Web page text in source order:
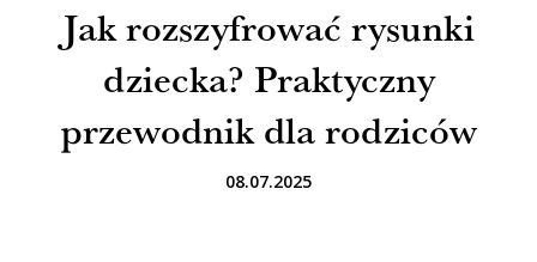
Jak rozszyfrować rysunki
dziecka? Praktyczny
przewodnik dla rodziców
08.07.2025